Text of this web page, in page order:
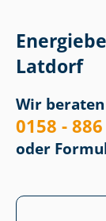
Latdorf
Wir
0158 -
oder